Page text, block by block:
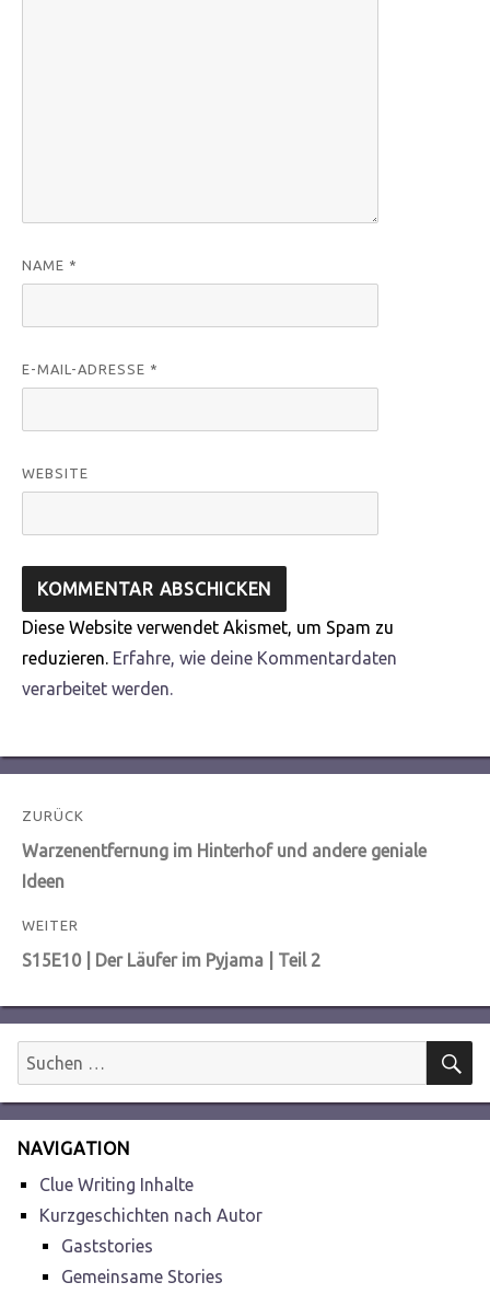
NAME *
E-MAIL-ADRESSE *
WEBSITE
Diese Website verwendet Akismet, um Spam zu
reduzieren. Erfahre, wie deine Kommentardaten
verarbeitet werden.
Beitragsnavigation
ZURÜCK
Vorheriger
Beitrag:
Warzenentfernung im Hinterhof und andere geniale
Ideen
WEITER
Nächster
S15E10 | Der Läufer im Pyjama | Teil 2
Suchen
nach:
NAVIGATION
Clue Writing Inhalte
Kurzgeschichten nach Autor
Gaststories
Gemeinsame Stories